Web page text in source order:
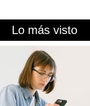
Lo más visto